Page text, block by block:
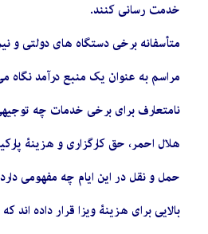
خدمت رسانی کنند.
متأسفانه برخی دستگاه های دولتی و
مراسم به عنوان یک منبع درآمد نگاه
نامتعارف برای برخی خدمات چه
هلال احمر، حق کارگزاری و هزینۀ
حمل و نقل در این ایام چه مفهومی
بالایی برای هزینۀ ویزا قرار داده